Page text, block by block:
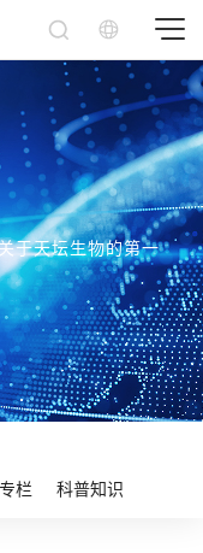
于天坛生物的第一
栏 科普知识